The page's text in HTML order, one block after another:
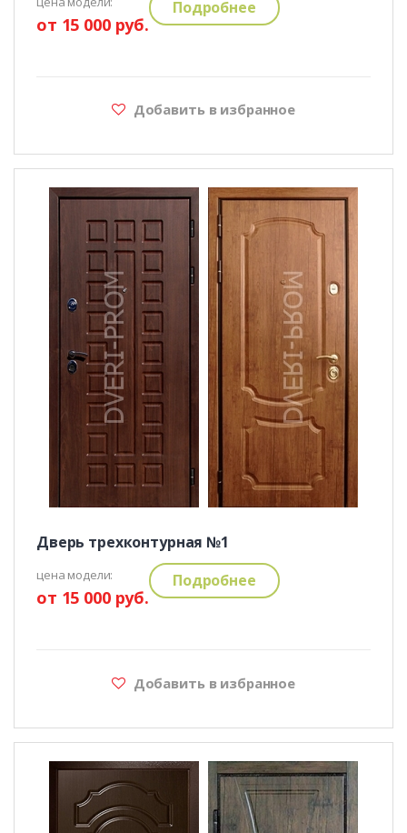
от 15 000 руб.
Подробнее
Добавить в избранное
Дверь трехконтурная №1
цена модели:
от 15 000 руб.
Подробнее
Добавить в избранное